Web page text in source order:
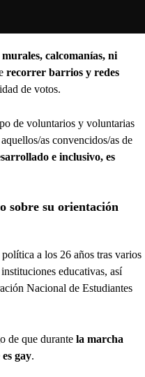
calcomanías, ni
recorrer barrios y redes
de votos.
de voluntarios y voluntarias
as convencidos/as de
e inclusivo, es
sobre su orientación
a los 26 años tras varios
educativas, así
Nacional de Estudiantes
de que durante la marcha
es gay.